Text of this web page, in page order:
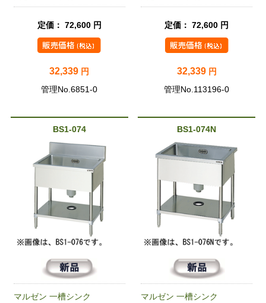
定価： 72,600 円
32,339 円
管理No.6851-0
定価： 72,600 円
32,339 円
管理No.113196-0
BS1-074
マルゼン 一槽シンク
BS1-074N
マルゼン 一槽シンク